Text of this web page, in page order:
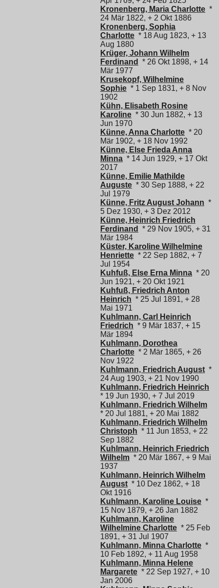
Kronenberg, Maria Charlotte *
24 Mär 1822, + 2 Okt 1886
Kronenberg, Sophia
Charlotte * 18 Aug 1823, + 13
Aug 1880
Krüger, Johann Wilhelm
Ferdinand
* 26 Okt 1898, + 14
Mär 1977
Krusekopf, Wilhelmine
Sophie * 1 Sep 1831, + 8 Nov
1902
Kühn, Elisabeth Rosine
Karoline * 30 Jun 1882, + 13
Jun 1970
Künne, Anna Charlotte * 20
Mär 1902, + 18 Nov 1992
Künne, Else Frieda Anna
Minna * 14 Jun 1929, + 17 Okt
2017
Künne, Emilie Mathilde
Auguste * 30 Sep 1888, + 22
Jul 1979
Künne, Fritz August Johann *
5 Dez 1930, + 3 Dez 2012
Künne, Heinrich Friedrich
Ferdinand
* 29 Nov 1905, + 31
Mär 1984
Küster, Karoline Wilhelmine
Henriette * 22 Sep 1882, + 7
Jul 1954
Kuhfuß, Else Erna Minna * 20
Jun 1921, + 20 Okt 1921
Kuhfuß, Friedrich Anton
Heinrich * 25 Jul 1891, + 28
Mai 1971
Kuhlmann, Carl Heinrich
Friedrich * 9 Mär 1837, + 15
Mär 1894
Kuhlmann, Dorothea
Charlotte * 2 Mär 1865, + 26
Nov 1922
Kuhlmann, Friedrich August *
24 Aug 1903, + 21 Nov 1990
Kuhlmann, Friedrich Heinrich
* 19 Jun 1930, + 7 Jul 2019
Kuhlmann, Friedrich Wilhelm
* 20 Jul 1881, + 20 Mai 1882
Kuhlmann, Friedrich Wilhelm
Christoph * 11 Jun 1853, + 22
Sep 1882
Kuhlmann, Heinrich Friedrich
Wilhelm * 20 Mär 1867, + 9 Mai
1937
Kuhlmann, Heinrich Wilhelm
August * 10 Dez 1862, + 18
Okt 1916
Kuhlmann, Karoline Louise *
15 Nov 1879, + 26 Jan 1882
Kuhlmann, Karoline
Wilhelmine Charlotte * 25 Feb
1891, + 31 Jul 1907
Kuhlmann, Minna Charlotte *
10 Feb 1892, + 11 Aug 1958
Kuhlmann, Minna Helene
Margarete * 22 Sep 1927, + 10
Jan 2006